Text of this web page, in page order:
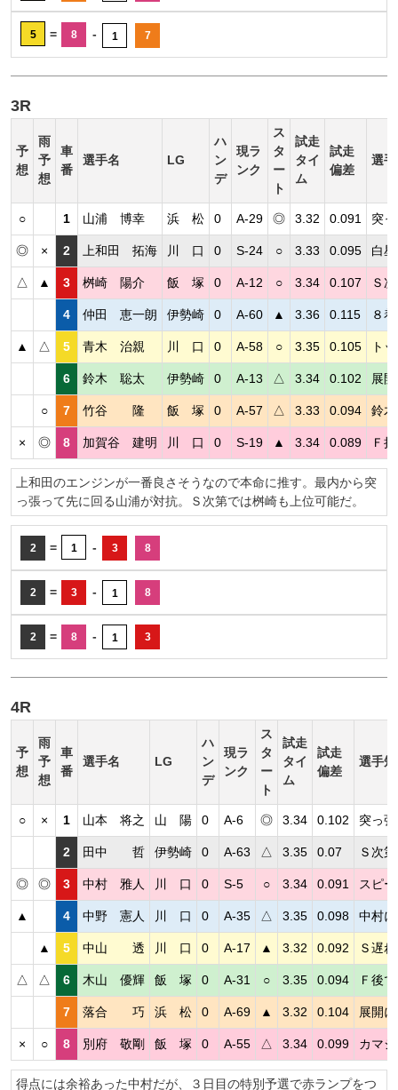
5 = 8 - 1 7
3R
予
想
雨
予
想
車
番
選手名 LG
ハ
ン
デ
現ラ
ンク
ス
タ
ー
ト
試走
タイ
ム
試走
偏差
選
○ 1 山浦 博幸 浜 松 0 A-29 ◎ 3.32 0.091 突
◎ × 2 上和田 拓海 川 口 0 S-24 ○ 3.33 0.095 白
△ ▲ 3 桝崎 陽介 飯 塚 0 A-12 ○ 3.34 0.107 Ｓ
4 仲田 恵一朗 伊勢崎 0 A-60 ▲ 3.36 0.115 ８
▲ △ 5 青木 治親 川 口 0 A-58 ○ 3.35 0.105 ト
6 鈴木 聡太 伊勢崎 0 A-13 △ 3.34 0.102 展
○ 7 竹谷 隆 飯 塚 0 A-57 △ 3.33 0.094 鈴
× ◎ 8 加賀谷 建明 川 口 0 S-19 ▲ 3.34 0.089 Ｆ
上和田のエンジンが一番良さそうなので本命に推す。最内から突
っ張って先に回る山浦が対抗。Ｓ次第では桝崎も上位可能だ。
2 = 1 - 3 8
2 = 3 - 1 8
2 = 8 - 1 3
4R
予
想
雨
予
想
車
番
選手名 LG
ハ
ン
デ
現ラ
ンク
ス
タ
ー
ト
試走
タイ
ム
試走
偏差
選手
○ × 1 山本 将之 山 陽 0 A-6 ◎ 3.34 0.102 突っ
2 田中 哲 伊勢崎 0 A-63 △ 3.35 0.07 Ｓ次
◎ ◎ 3 中村 雅人 川 口 0 S-5 ○ 3.34 0.091 スピ
▲ 4 中野 憲人 川 口 0 A-35 △ 3.35 0.098 中村
▲ 5 中山 透 川 口 0 A-17 ▲ 3.32 0.092 Ｓ遅
△ △ 6 木山 優輝 飯 塚 0 A-31 ○ 3.35 0.094 Ｆ後
7 落合 巧 浜 松 0 A-69 ▲ 3.32 0.104 展開
× ○ 8 別府 敬剛 飯 塚 0 A-55 △ 3.34 0.099 カマ
得点には余裕あった中村だが、３日目の特別予選で赤ランプをつ